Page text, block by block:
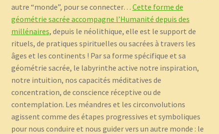
autre “monde”, pour se connecter… Cette forme de
géométrie sacrée accompagne l’Humanité depuis des
millénaires, depuis le néolithique, elle est le support de
rituels, de pratiques spirituelles ou sacrées à travers les
âges et les continents ! Par sa forme spécifique et sa
géométrie sacrée, le labyrinthe active notre inspiration,
notre intuition, nos capacités méditatives de
concentration, de conscience réceptive ou de
contemplation. Les méandres et les circonvolutions
agissent comme des étapes progressives et symboliques
pour nous conduire et nous guider vers un autre monde : le